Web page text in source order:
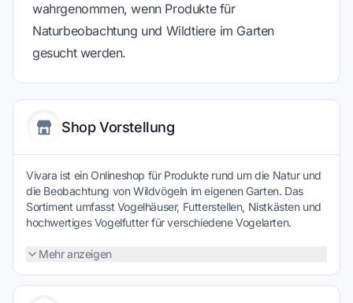
wahrgenommen, wenn Produkte für
Naturbeobachtung und Wildtiere im Garten
gesucht werden.
Shop Vorstellung
Vivara ist ein Onlineshop für Produkte rund um die Natur und
die Beobachtung von Wildvögeln im eigenen Garten. Das
Sortiment umfasst Vogelhäuser, Futterstellen, Nistkästen und
hochwertiges Vogelfutter für verschiedene Vogelarten.
Insektenhotels sowie Artikel zur naturnahen
zu unterstützen und gleichzeitig spannende
Mehr anzeigen